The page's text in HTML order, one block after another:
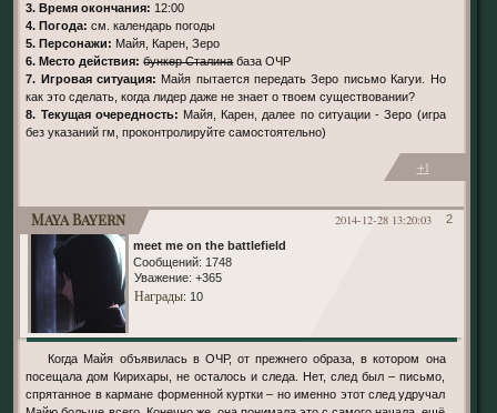
3. Время окончания: 12:00
4. Погода: см. календарь погоды
5. Персонажи: Майя, Карен, Зеро
6. Место действия: бункер Сталинабаза ОЧР
7. Игровая ситуация: Майя пытается передать Зеро письмо Кагуи. Но
как это сделать, когда лидер даже не знает о твоем существовании?
8. Текущая очередность: Майя, Карен, далее по ситуации - Зеро (игра
без указаний гм, проконтролируйте самостоятельно)
+1
2
2014-12-28 13:20:03
Maya Bayern
meet me on the battlefield
Сообщений: 1748
Уважение: +365
Награды: 10
Когда Майя объявилась в ОЧР, от прежнего образа, в котором она
посещала дом Кирихары, не осталось и следа. Нет, след был – письмо,
спрятанное в кармане форменной куртки – но именно этот след удручал